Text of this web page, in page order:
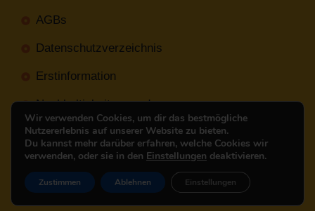
AGBs
Datenschutzverzeichnis
Erstinformation
Nachhaltigkeitsverordnung
Mit Erstellt NR-Webservices.de© 2026
Wir verwenden Cookies, um dir das bestmögliche
Nutzererlebnis auf unserer Website zu bieten.
Du kannst mehr darüber erfahren, welche Cookies wir
verwenden, oder sie in den Einstellungen deaktivieren.
Zustimmen Ablehnen Einstellungen